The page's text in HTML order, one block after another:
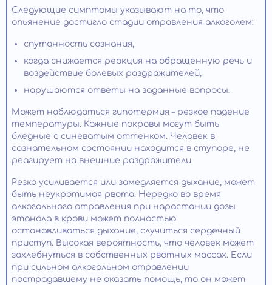
Следующие симптомы указывают на то, что
опьянение достигло стадии отравления алкоголем:
спутанность сознания,
когда снижается реакция на обращенную речь и
воздействие болевых раздражителей,
нарушаются ответы на заданные вопросы.
Может наблюдаться гипотермия – резкое падение
температуры. Кожные покровы могут быть
бледные с синеватым оттенком. Человек в
сознательном состоянии находится в ступоре, не
реагирует на внешние раздражители.
Резко усиливается или замедляется дыхание, может
быть неукротимая рвота. Нередко во время
алкогольного отравления при нарастании дозы
этанола в крови может полностью
останавливаться дыхание, случиться сердечный
приступ. Высокая вероятность, что человек может
захлебнуться в собственных рвотных массах. Если
при сильном алкогольном отравлении
пострадавшему не оказать помощь, то он может